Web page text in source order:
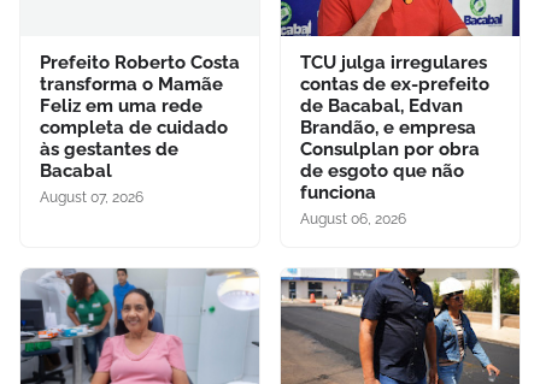
Prefeito Roberto Costa
transforma o Mamãe
Feliz em uma rede
completa de cuidado
às gestantes de
Bacabal
August 07, 2026
TCU julga irregulares
contas de ex-prefeito
de Bacabal, Edvan
Brandão, e empresa
Consulplan por obra
de esgoto que não
funciona
August 06, 2026